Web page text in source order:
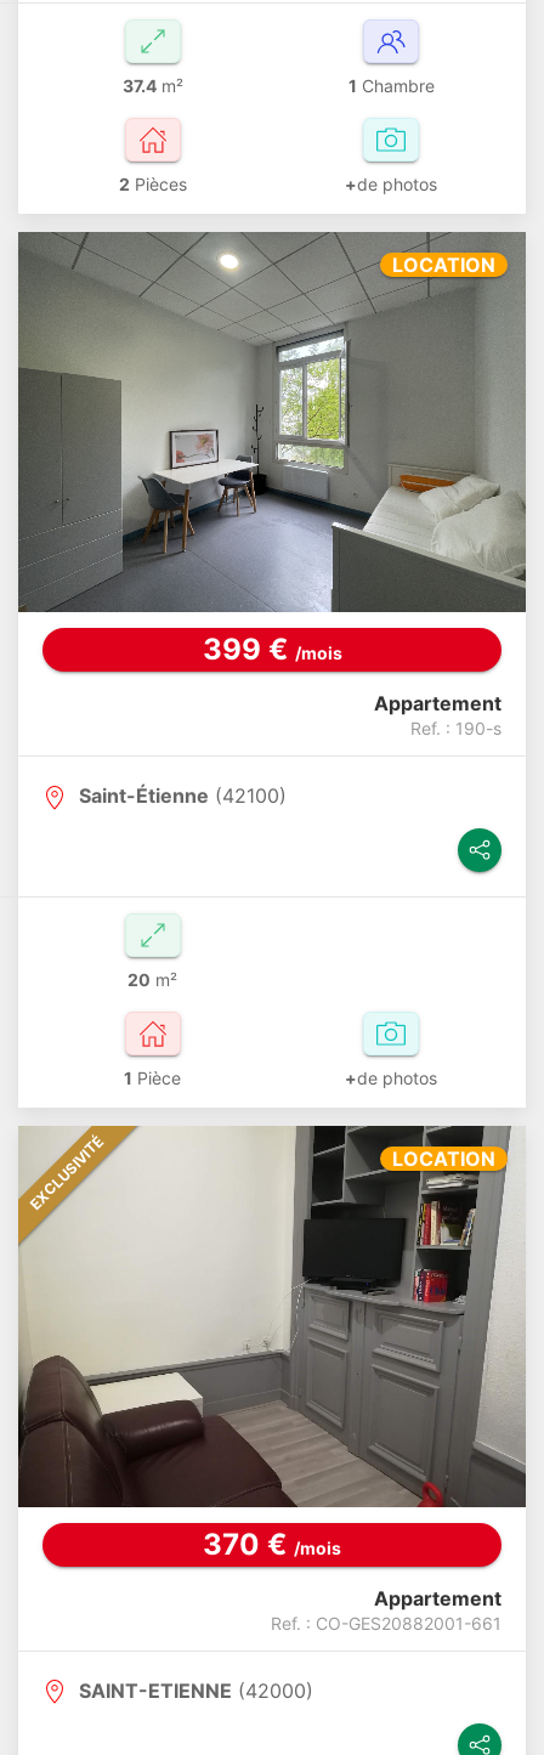
37.4m² 1 Chambre
2 Pièces +de photos
LOCATION
399 € /mois
Appartement
Ref. : 190-s
Saint-Étienne (42100)
20 m²
1 Pièce +de photos
EXCLUSIVITÉ LOCATION
370 € /mois
Appartement
Ref. : CO-GES20882001-661
SAINT-ETIENNE (42000)